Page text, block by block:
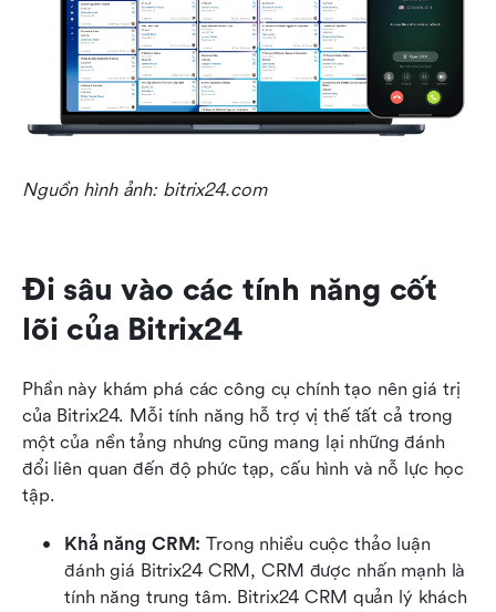
Nguồn hình ảnh: bitrix24.com
Đi sâu vào các tính năng cốt
lõi của Bitrix24
Phần này khám phá các công cụ chính tạo nên giá trị
của Bitrix24. Mỗi tính năng hỗ trợ vị thế tất cả trong
một của nền tảng nhưng cũng mang lại những đánh
đổi liên quan đến độ phức tạp, cấu hình và nỗ lực học
tập.
Khả năng CRM: Trong nhiều cuộc thảo luận
đánh giá Bitrix24 CRM, CRM được nhấn mạnh là
tính năng trung tâm. Bitrix24 CRM quản lý khách